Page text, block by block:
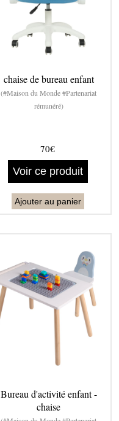
chaise de bureau enfant
(#Maison du Monde #Partenariat
rémunéré)
70€
Voir ce produit
Ajouter au panier
Bureau d'activité enfant -
chaise